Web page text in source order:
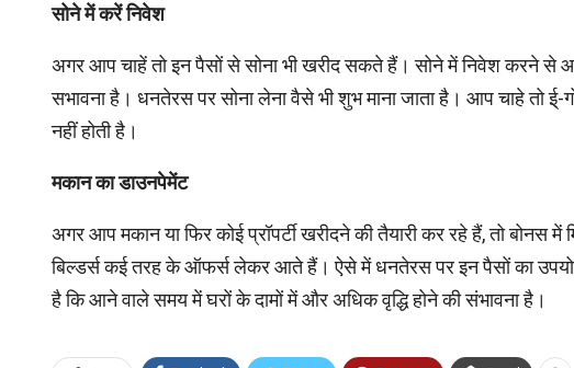
सोने में करें निवेश
अगर आप चाहें तो इन पैसों से सोना भी खरीद सकते हैं। सोने में निवेश करने से
सभावना है। धनतेरस पर सोना लेना वैसे भी शुभ माना जाता है। आप चाहे तो
नहीं होती है।
मकान का डाउनपेमेंट
अगर आप मकान या फिर कोई प्रॉपर्टी खरीदने की तैयारी कर रहे हैं, तो
बिल्‍डर्स कई तरह के ऑफर्स लेकर आते हैं। ऐसे में धनतेरस पर इन पैसों का
है कि आने वाले समय में घरों के दामों में और अधि‍क वृद्धि होने की संभावना है।